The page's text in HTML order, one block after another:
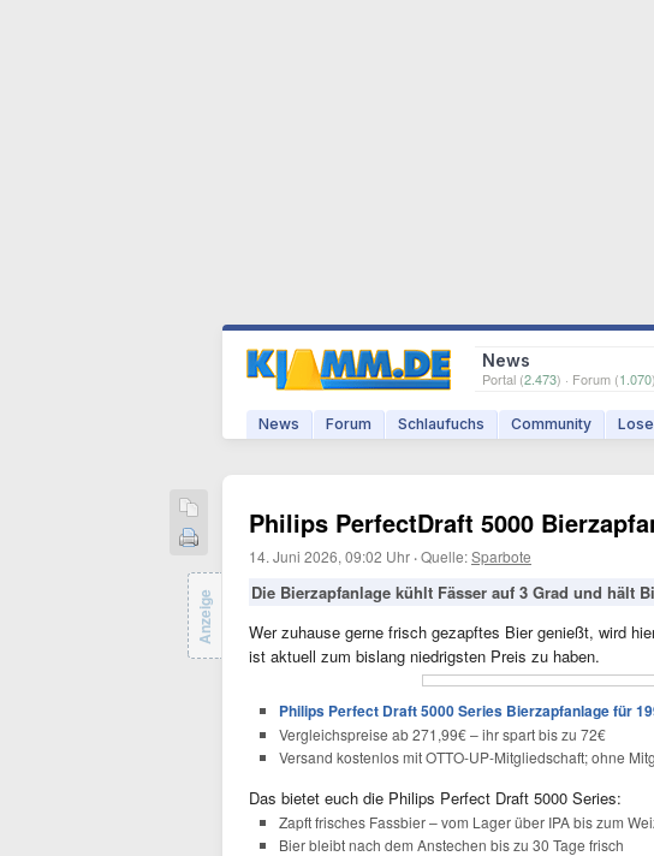
News
Portal (2.473) · Forum (1.070)
News Forum Schlaufuchs Community Lose
Philips PerfectDraft 5000
14. Juni 2026, 09:02 Uhr ·Quelle:Sparbote
Die Bierzapfanlage kühlt Fässer auf 3 Grad und hält
Wer zuhause gerne frisch gezapftes Bier genießt, wird
ist aktuell zum bislang niedrigsten Preis zu haben.
Philips Perfect Draft 5000 Series Bierzapfanlage für
Vergleichspreise ab 271,99€ – ihr spart bis zu 72€
Versand kostenlos mit OTTO-UP-Mitgliedschaft; ohne
Das bietet euch die Philips Perfect Draft 5000 Series:
Zapft frisches Fassbier – vom Lager über IPA bis zum
Bier bleibt nach dem Anstechen bis zu 30 Tage frisch
Anzeige